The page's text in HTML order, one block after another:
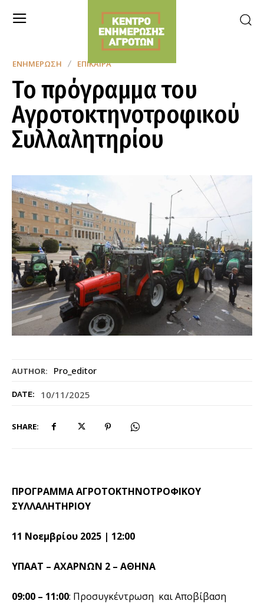
AUTHOR: Pro_editor
DATE: 10/11/2025
SHARE:
ΕΝΗΜΈΡΩΣΗ ΕΠΊΚΑΙΡΑ
Το πρόγραμμα του
Αγροτοκτηνοτροφικού
Συλλαλητηρίου
ΠΡΟΓΡΑΜΜΑ ΑΓΡΟΤΟΚΤΗΝΟΤΡΟΦΙΚΟΥ
ΣΥΛΛΑΛΗΤΗΡΙΟΥ
11 Νοεμβρίου 2025 | 12:00
ΥΠΑΑΤ – ΑΧΑΡΝΩΝ 2 – ΑΘΗΝΑ
09:00 – 11:00: Προσυγκέντρωση και Αποβίβαση